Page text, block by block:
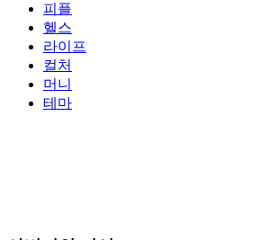
피플
헬스
라이프
컬처
머니
테마